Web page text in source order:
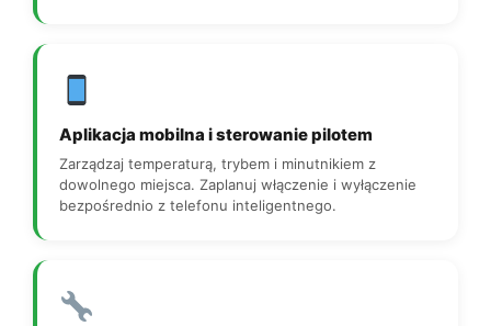
Aplikacja mobilna i sterowanie pilotem
Zarządzaj temperaturą, trybem i minutnikiem z
dowolnego miejsca. Zaplanuj włączenie i wyłączenie
bezpośrednio z telefonu inteligentnego.